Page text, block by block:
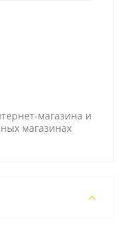
магазина и
магазинах